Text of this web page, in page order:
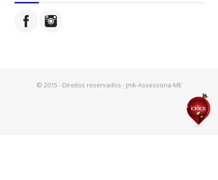
© 2015 - Direitos reservados - Jmk-Assessoria-ME